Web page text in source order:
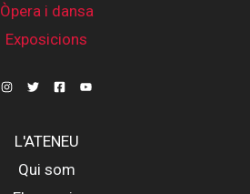
Òpera i dansa
Exposicions
L'ATENEU
Qui som